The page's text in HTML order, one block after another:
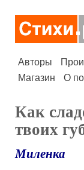
Авторы
Магазин
О
Как
твоих
Миленка